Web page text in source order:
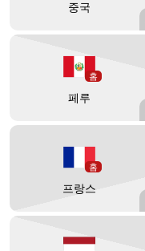
중국
홈
페루
홈
프랑스